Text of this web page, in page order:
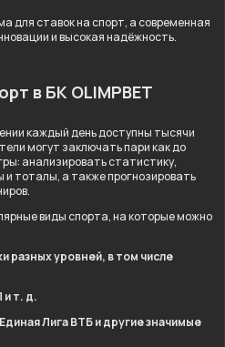
для ставок на спорт, а современная
и высокая надёжность.
в БК OLIMPBET
каждый день доступны тысячи
могут заключать пари как до
анализировать статистику,
тоталы, а также прогнозировать
виды спорта, на которые можно
разных уровней, в том числе
т. д.
Лига ВТБ и другие значимые